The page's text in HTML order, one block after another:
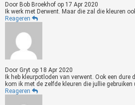
Door Bob Broekhof op 17 Apr 2020
Ik werk met Derwent. Maar die zal die kleuren
Reageren
Door Gryt op 18 Apr 2020
Ik heb kleurpotloden van verwent. Ook een dure
kom ik met de zelfde kleuren die jullie
Reageren